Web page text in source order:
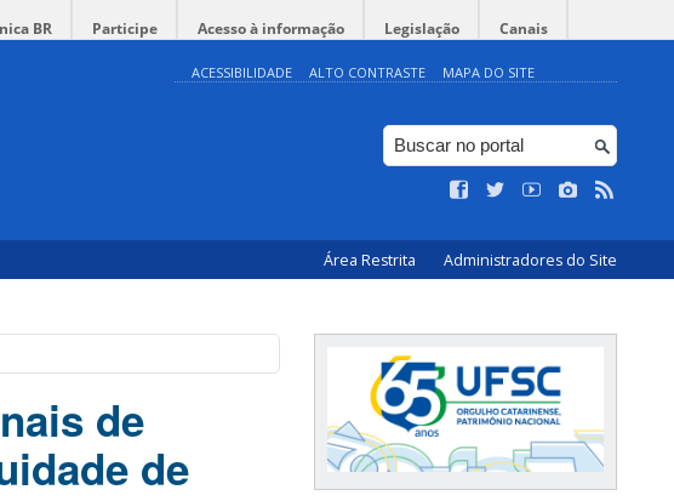
BR Participe Acesso à informação Legislação Canais
ACESSIBILIDADE ALTO CONTRASTE MAPA DO SITE
Área Restrita Administradores do Site
de
de